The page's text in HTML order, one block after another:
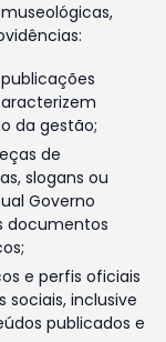
da gestão;
de
slogans ou
Governo
documentos
e perfis oficiais
sociais, inclusive
publicados e